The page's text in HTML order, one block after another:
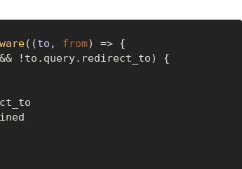
( (to, from) => {
!to. query. redirect_to) {